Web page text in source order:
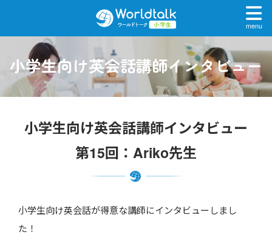
menu
小学生向け英会話講師インタビュー
小学生向け英会話講師インタビュー
第15回：Ariko先生
小学生向け英会話が得意な講師にインタビューしまし
た！